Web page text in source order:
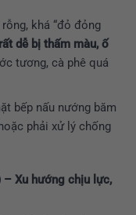
khá “đỏ đỏng
rất dễ bị thấm màu, ố
tương, cà phê quá
bếp nấu nướng băm
phải xử lý chống
– Xu hướng chịu lực,